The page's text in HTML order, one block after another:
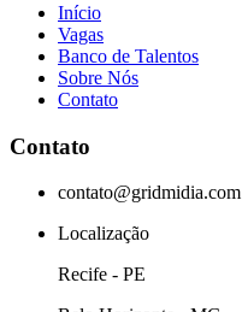
Início
Vagas
Banco de Talentos
Sobre Nós
Contato
Contato
contato@gridmidia.com
Localização
Recife - PE